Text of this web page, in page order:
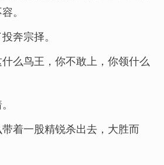
。
奔宗择。
什么鸟王，你不敢上，你领什么
着一股精锐杀出去，大胜而